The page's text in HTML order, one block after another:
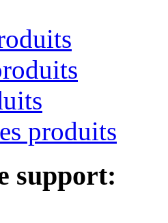
produits
support: